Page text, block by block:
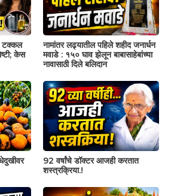
टक्कल
केस
नामांतर लढ्यातील पहिले शहीद जनार्धन
मवाडे : १५० घाव झेलून बाबासाहेबांच्या
नावासाठी दिले बलिदान
92 वर्षांचे डॉक्टर आजही करतात
शस्त्रक्रिया.!